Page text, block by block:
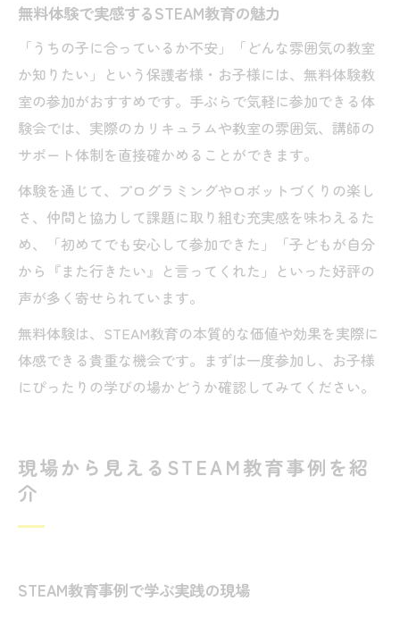
無料体験で実感するSTEAM教育の魅力
「うちの子に合っているか不安」「どんな雰囲気の教室
か知りたい」という保護者様・お子様には、無料体験教
室の参加がおすすめです。手ぶらで気軽に参加できる体
験会では、実際のカリキュラムや教室の雰囲気、講師の
サポート体制を直接確かめることができます。
体験を通じて、プログラミングやロボットづくりの楽し
さ、仲間と協力して課題に取り組む充実感を味わえるた
め、「初めてでも安心して参加できた」「子どもが自分
から『また行きたい』と言ってくれた」といった好評の
声が多く寄せられています。
無料体験は、STEAM教育の本質的な価値や効果を実際に
体感できる貴重な機会です。まずは一度参加し、お子様
にぴったりの学びの場かどうか確認してみてください。
現場から見えるSTEAM教育事例を紹
介
STEAM教育事例で学ぶ実践の現場